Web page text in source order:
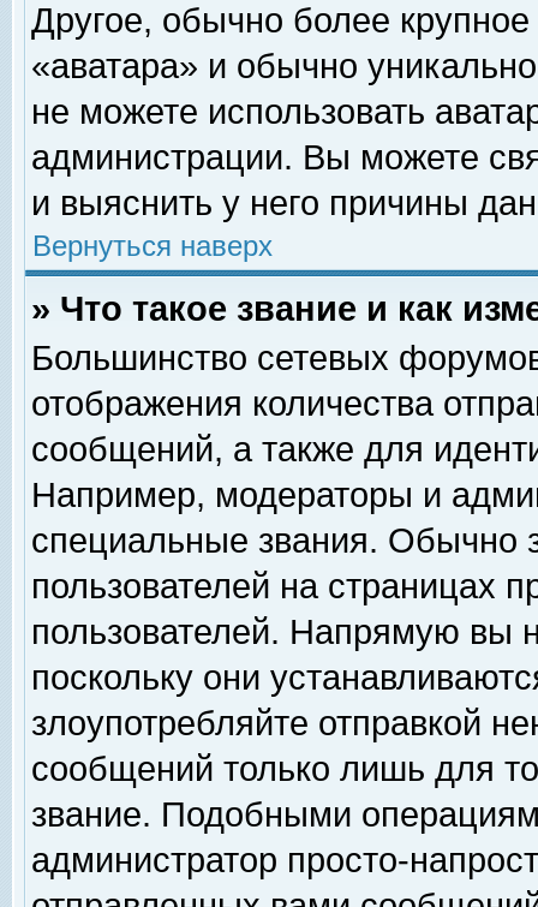
Другое, обычно более
«аватара» и обычно
не можете использовать
администрации. Вы можете
и выяснить у него причины
Вернуться наверх
» Что такое звание и как
Большинство сетевых
отображения количества
сообщений, а также для
Например, модераторы и
специальные звания. Обычно
пользователей на страницах
пользователей. Напрямую вы
поскольку они
злоупотребляйте отправкой
сообщений только лишь для
звание. Подобными
администратор просто-